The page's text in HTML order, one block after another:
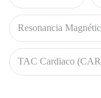
Resonancia
TAC Cardiaco